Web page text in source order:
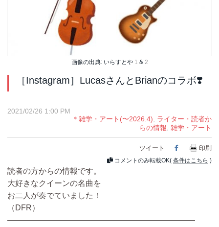
画像の出典: いらすとや 1 & 2
［Instagram］LucasさんとBrianのコラボ❣️
2021/02/26 1:00 PM
＊雑学・アート(〜2026.4)
ライター・読者か
らの情報 雑学・アート
ツイート Facebook
印刷
コメントのみ転載OK( 条件はこちら )
読者の方からの情報です。
大好きなクイーンの名曲を
お二人が奏でていました！
（DFR）
————————————————————————